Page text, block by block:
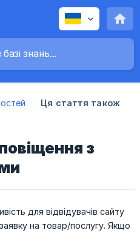
Ця стаття також
з
для відвідувачів сайту
на товар/послугу. Якщо